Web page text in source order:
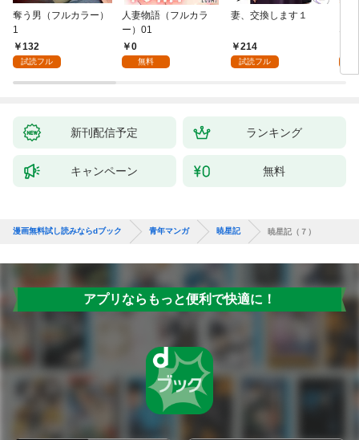
奪う男（フルカラー）
1
132
試読フル
人妻物語（フルカラ
ー）01
0
無料
妻、交換します１
214
試読フル
な
新刊配信予定 ランキング
キャンペーン 無料
漫画無料試し読みならdブック 青年マンガ 暁星記 暁星記（７）
アプリならもっと便利で快適に！